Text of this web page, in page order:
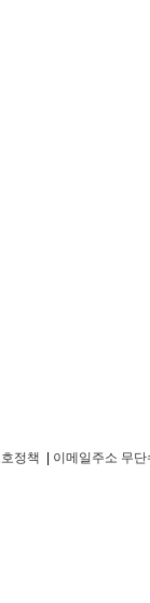
정책 이메일주소 무단